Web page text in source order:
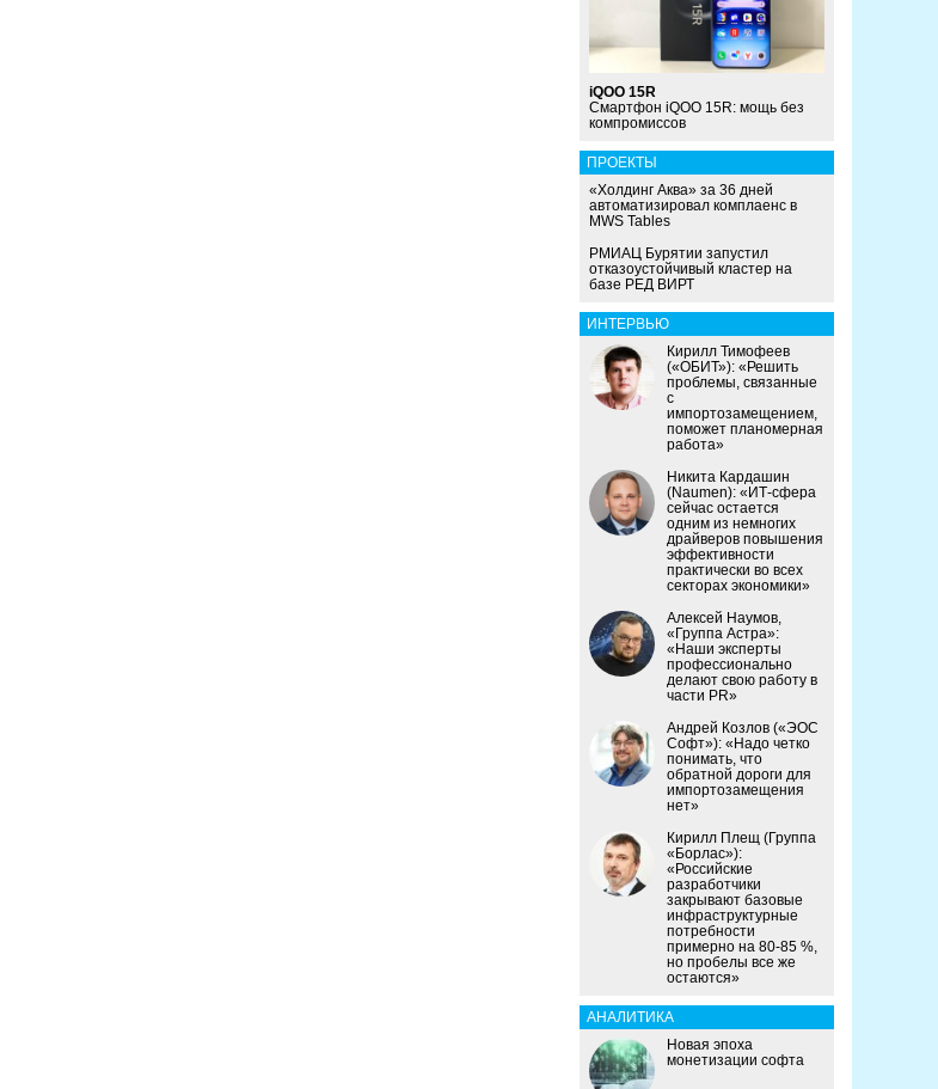
iQOO 15R
Смартфон iQOO 15R: мощь без
компромиссов
ПРОЕКТЫ
«Холдинг Аква» за 36 дней
автоматизировал комплаенс в
MWS Tables
РМИАЦ Бурятии запустил
отказоустойчивый кластер на
базе РЕД ВИРТ
ИНТЕРВЬЮ
Кирилл Тимофеев
(«ОБИТ»): «Решить
проблемы, связанные
с
импортозамещением,
поможет планомерная
работа»
Никита Кардашин
(Naumen): «ИТ-сфера
сейчас остается
одним из немногих
драйверов повышения
эффективности
практически во всех
секторах экономики»
Алексей Наумов,
«Группа Астра»:
«Наши эксперты
профессионально
делают свою работу в
части PR»
Андрей Козлов («ЭОС
Софт»): «Надо четко
понимать, что
обратной дороги для
импортозамещения
нет»
Кирилл Плещ (Группа
«Борлас»):
«Российские
разработчики
закрывают базовые
инфраструктурные
потребности
примерно на 80-85 %,
но пробелы все же
остаются»
АНАЛИТИКА
Новая эпоха
монетизации софта